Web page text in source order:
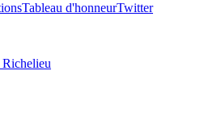
Tableau d'honneurTwitter